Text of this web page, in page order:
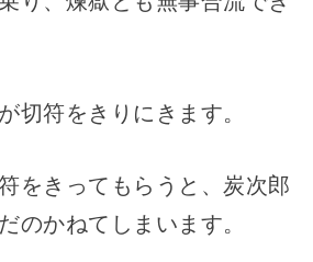
切符をきりにきます。
をきってもらうと、炭次郎
のかねてしまいます。